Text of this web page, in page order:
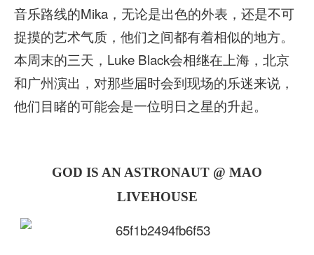
音乐路线的Mika，无论是出色的外表，还是不可
捉摸的艺术气质，他们之间都有着相似的地方。
本周末的三天，Luke Black会相继在上海，北京
和广州演出，对那些届时会到现场的乐迷来说，
他们目睹的可能会是一位明日之星的升起。
GOD IS AN ASTRONAUT @ MAO
LIVEHOUSE